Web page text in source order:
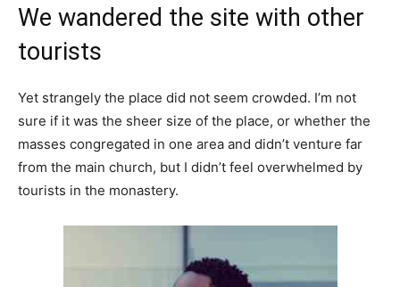
We wandered the site with other
tourists
Yet strangely the place did not seem crowded. I’m not
sure if it was the sheer size of the place, or whether the
masses congregated in one area and didn’t venture far
from the main church, but I didn’t feel overwhelmed by
tourists in the monastery.